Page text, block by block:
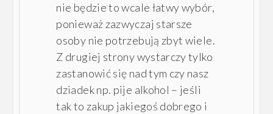
nie będzie to wcale łatwy wybór,
ponieważ zazwyczaj starsze
osoby nie potrzebują zbyt wiele.
Z drugiej strony wystarczy tylko
zastanowić się nad tym czy nasz
dziadek np. pije alkohol – jeśli
tak to zakup jakiegoś dobrego i